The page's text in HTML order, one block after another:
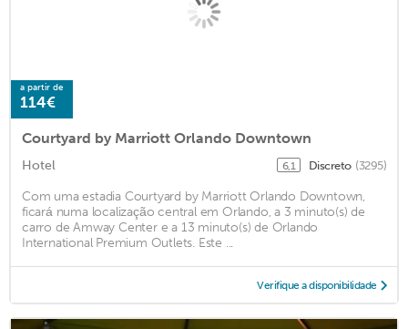
a partir de
114€
Courtyard by Marriott Orlando Downtown
Hotel 6,1 Discreto (3295)
Com uma estadia Courtyard by Marriott Orlando Downtown,
ficará numa localização central em Orlando, a 3 minuto(s) de
carro de Amway Center e a 13 minuto(s) de Orlando
International Premium Outlets. Este ...
Verifique a disponibilidade